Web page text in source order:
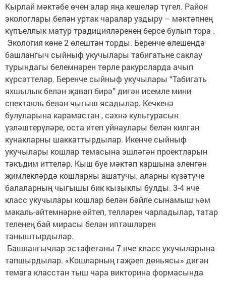
Кырлай мәктәбе өчен алар яңа кешеләр түгел. Район
экологлары белән уртак чаралар уздыру – мәктәпнең
күпъеллык матур традицияләренең берсе булып тора .
Экология көне 2 өлештән торды. Беренче өлешендә
башлангыч сыйныф укучылары табигатьне саклау
турындагы белемнәрен төрле ракурсларда ачып
күрсәттеләр. Беренче сыйныф укучылары “Табигать
яхшылык белән җавап бирә” дигән исемле мини
спектакль белән чыгыш ясадылар. Кечкенә
булуларына карамастан , сәхнә культурасын
үзләштерүләре, оста итеп уйнаулары белән килгән
кунакларны шаккаттырдылар. Икенче сыйныф
укучылары кошлар темасына эшләгән проектларын
тәкъдим иттеләр. Кыш буе мәктәп каршына эленгән
җимлекләрдә кошларны ашатучы, аларны күзәтүче
балаларның чыгышы бик кызыклы булды. 3-4 нче
класс укучылары кошлар белән бәйле сынамыш һәм
мәкаль-әйтемнәрне әйтеп, телләрен чарладылар, татар
теленең бай мирасы белән иптәшләрен
таныштырдылар.
Башлангычлар эстафетаны 7 нче класс укучыларына
тапшырдылар. «Кошларның гаҗәеп дөньясы» дигән
темага класстан тыш чара викторина формасында